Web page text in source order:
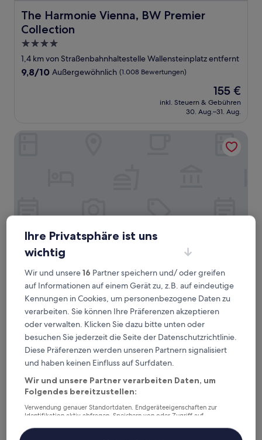
The Harmonie Vienna, BW Premier
Collection
The Harmonie Vienna, BW Premier Collection
4.0-
Sterne-
Unterkunft
1,4 km von Straßenbahnhaltestelle Wallensteinplatz entfernt
9.8
9,8/10 Außergewöhnlich (1.008 Bewertungen)
Der
Preis
beträgt
155 €
inkl. Steuern & Gebühren
30. Aug.–31. Aug.
Rafael Kaiser - Premium Apartments City
Centre
Rafael Kaiser - Premium Apartments City Centre
4.0-
Sterne-
Unterkunft
Leopoldstadt, 1,6 km von Straßenbahnhaltestelle
Wallensteinplatz entfernt
9.6
von
10,
(377
Bewertungen)
9,6/10 Außergewöhnlich
24. Aug.–25. Aug.
Miiro Palais Rudolf
Ihre Privatsphäre ist uns
wichtig
Wir und unsere16 Partner speichern und/ oder greifen
auf Informationen auf einem Gerät zu, z.B. auf eindeutige
Kennungen in Cookies, um personenbezogene Daten zu
verarbeiten. Sie können Ihre Präferenzen akzeptieren
oder verwalten. Klicken Sie dazu bitte unten oder
besuchen Sie jederzeit die Seite der Datenschutzrichtlinie.
Diese Präferenzen werden unseren Partnern signalisiert
und haben keinen Einfluss auf Surfdaten.
Wir und unsere Partner verarbeiten Daten, um
Folgendes bereitzustellen:
Verwendung genauer Standortdaten. Endgeräteeigenschaften zur
Identifikation aktiv abfragen. Speichern von oder Zugriff auf
Inhalte, Messung von Werbeleistung und der Performance von Inhalten,